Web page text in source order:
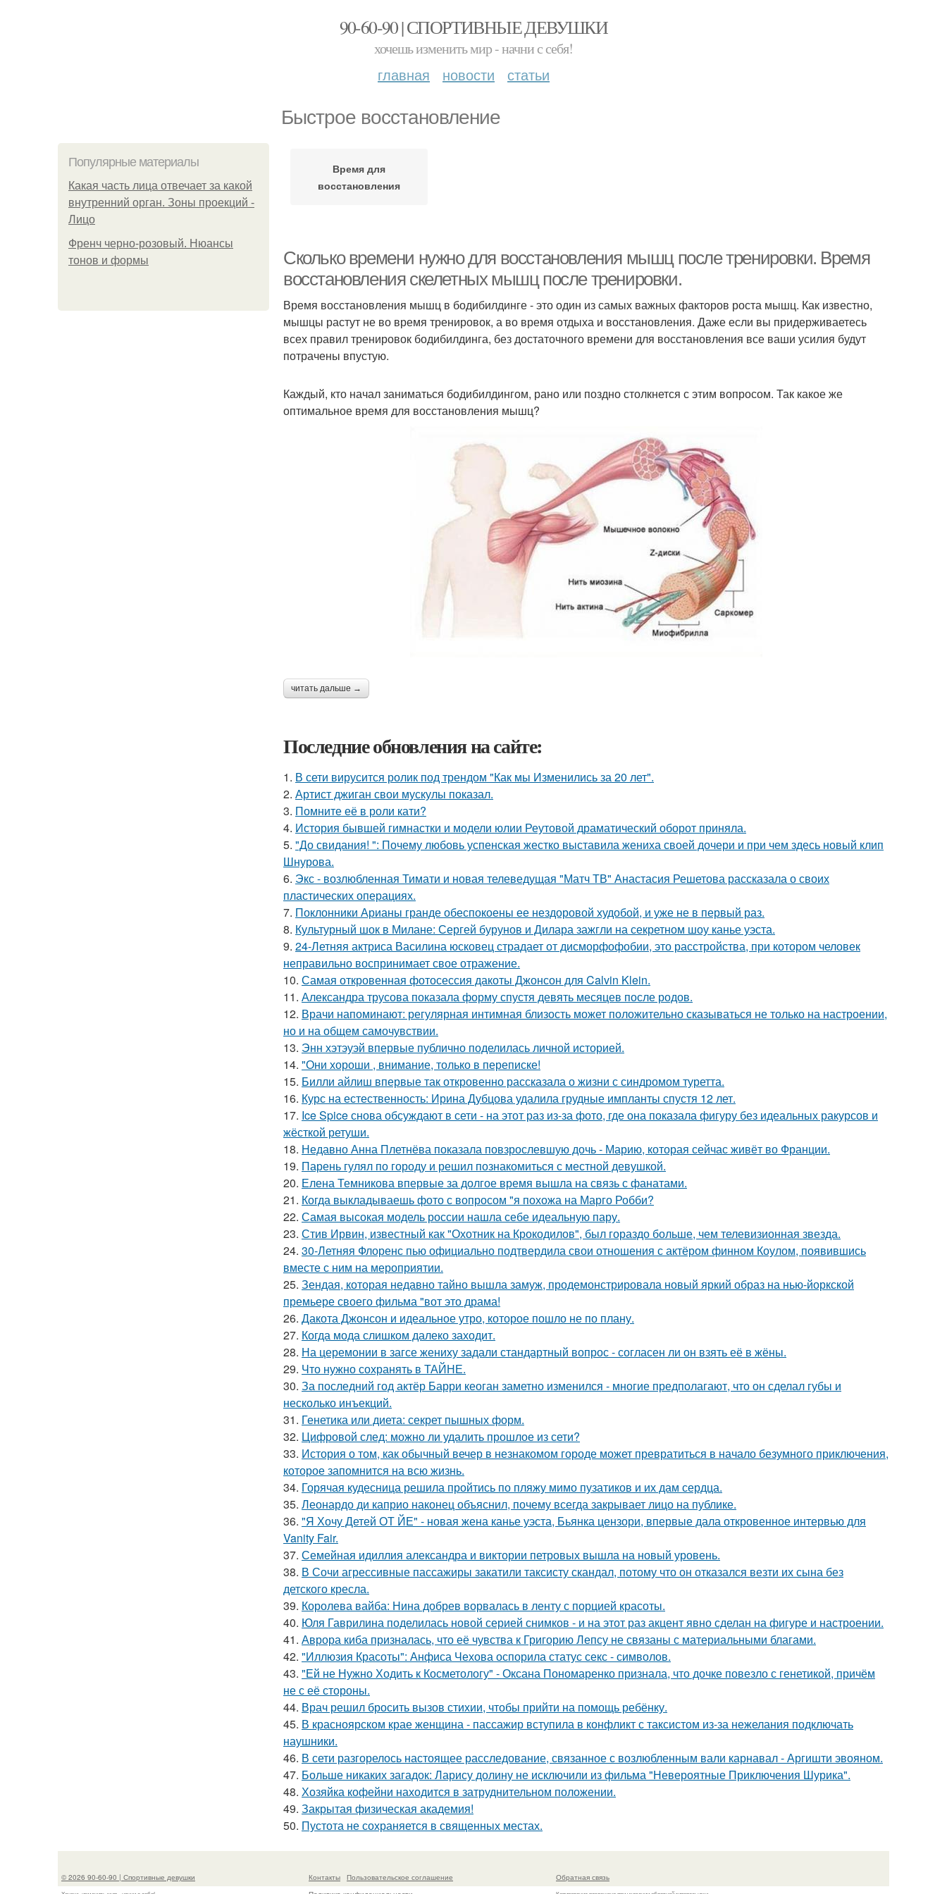
90-60-90 | СПОРТИВНЫЕ ДЕВУШКИ
хочешь изменить мир - начни с себя!
главная новости статьи
Быстрое восстановление
Популярные материалы
Какая часть лица отвечает за какой
внутренний орган. Зоны проекций -
Лицо
Френч черно-розовый. Нюансы
тонов и формы
Время для
восстановления
Сколько времени нужно для восстановления мышц после тренировки. Время
восстановления скелетных мышц после тренировки.
Время восстановления мышц в бодибилдинге - это один из самых важных факторов роста мышц. Как известно,
мышцы растут не во время тренировок, а во время отдыха и восстановления. Даже если вы придерживаетесь
всех правил тренировок бодибилдинга, без достаточного времени для восстановления все ваши усилия будут
потрачены впустую.
Каждый, кто начал заниматься бодибилдингом, рано или поздно столкнется с этим вопросом. Так какое же
оптимальное время для восстановления мышц?
читать дальше →
Последние обновления на сайте:
1. В сети вирусится ролик под трендом "Как мы Изменились за 20 лет".
2. Артист джиган свои мускулы показал.
3. Помните её в роли кати?
4. История бывшей гимнастки и модели юлии Реутовой драматический оборот приняла.
5. "До свидания! ": Почему любовь успенская жестко выставила жениха своей дочери и при чем здесь новый клип
Шнурова.
6. Экс - возлюбленная Тимати и новая телеведущая "Матч ТВ" Анастасия Решетова рассказала о своих
пластических операциях.
7. Поклонники Арианы гранде обеспокоены ее нездоровой худобой, и уже не в первый раз.
8. Культурный шок в Милане: Сергей бурунов и Дилара зажгли на секретном шоу канье уэста.
9. 24-Летняя актриса Василина юсковец страдает от дисморфофобии, это расстройства, при котором человек
неправильно воспринимает свое отражение.
10. Самая откровенная фотосессия дакоты Джонсон для Calvin Klein.
11. Александра трусова показала форму спустя девять месяцев после родов.
12. Врачи напоминают: регулярная интимная близость может положительно сказываться не только на настроении,
но и на общем самочувствии.
13. Энн хэтэуэй впервые публично поделилась личной историей.
14. "Они хороши , внимание, только в переписке!
15. Билли айлиш впервые так откровенно рассказала о жизни с синдромом туретта.
16. Курс на естественность: Ирина Дубцова удалила грудные импланты спустя 12 лет.
17. Ice Spice снова обсуждают в сети - на этот раз из-за фото, где она показала фигуру без идеальных ракурсов и
жёсткой ретуши.
18. Недавно Анна Плетнёва показала повзрослевшую дочь - Марию, которая сейчас живёт во Франции.
19. Парень гулял по городу и решил познакомиться с местной девушкой.
20. Елена Темникова впервые за долгое время вышла на связь с фанатами.
21. Когда выкладываешь фото с вопросом "я похожа на Марго Робби?
22. Самая высокая модель россии нашла себе идеальную пару.
23. Стив Ирвин, известный как "Охотник на Крокодилов", был гораздо больше, чем телевизионная звезда.
24. 30-Летняя Флоренс пью официально подтвердила свои отношения с актёром финном Коулом, появившись
вместе с ним на мероприятии.
25. Зендая, которая недавно тайно вышла замуж, продемонстрировала новый яркий образ на нью-йоркской
премьере своего фильма "вот это драма!
26. Дакота Джонсон и идеальное утро, которое пошло не по плану.
27. Когда мода слишком далеко заходит.
28. На церемонии в загсе жениху задали стандартный вопрос - согласен ли он взять её в жёны.
29. Что нужно сохранять в ТАЙНЕ.
30. За последний год актёр Барри кеоган заметно изменился - многие предполагают, что он сделал губы и
несколько инъекций.
31. Генетика или диета: секрет пышных форм.
32. Цифровой след: можно ли удалить прошлое из сети?
33. История о том, как обычный вечер в незнакомом городе может превратиться в начало безумного приключения,
которое запомнится на всю жизнь.
34. Горячая кудесница решила пройтись по пляжу мимо пузатиков и их дам сердца.
35. Леонардо ди каприо наконец объяснил, почему всегда закрывает лицо на публике.
36. "Я Хочу Детей ОТ ЙЕ" - новая жена канье уэста, Бьянка цензори, впервые дала откровенное интервью для
Vanity Fair.
37. Семейная идиллия александра и виктории петровых вышла на новый уровень.
38. В Сочи агрессивные пассажиры закатили таксисту скандал, потому что он отказался везти их сына без
детского кресла.
39. Королева вайба: Нина добрев ворвалась в ленту с порцией красоты.
40. Юля Гаврилина поделилась новой серией снимков - и на этот раз акцент явно сделан на фигуре и настроении.
41. Аврора киба призналась, что её чувства к Григорию Лепсу не связаны с материальными благами.
42. "Иллюзия Красоты": Анфиса Чехова оспорила статус секс - символов.
43. "Ей не Нужно Ходить к Косметологу" - Оксана Пономаренко признала, что дочке повезло с генетикой, причём
не с её стороны.
44. Врач решил бросить вызов стихии, чтобы прийти на помощь ребёнку.
45. В красноярском крае женщина - пассажир вступила в конфликт с таксистом из-за нежелания подключать
наушники.
46. В сети разгорелось настоящее расследование, связанное с возлюбленным вали карнавал - Аргишти эвояном.
47. Больше никаких загадок: Ларису долину не исключили из фильма "Невероятные Приключения Шурика".
48. Хозяйка кофейни находится в затруднительном положении.
49. Закрытая физическая академия!
50. Пустота не сохраняется в священных местах.
© 2026 90-60-90 | Спортивные девушки Контакты
Пользовательское соглашение
Обратная связь